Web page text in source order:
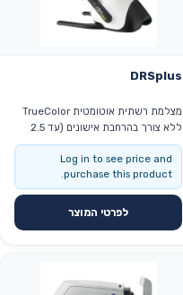
DRSplus
מצלמת רשתית אוטומטית TrueColor
ללא צורך בהרחבת אישונים (עד 2.5
מ"מ אישון) שדה ראייה של 45 מעלות
לצילום Stereo של עצב הראייה
אפשרות ייצוא DICOM למערכותלפרטי המוצר
Log in to see price and
purchase this product.